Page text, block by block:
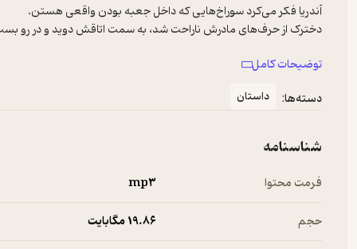
زیر پاهاش رو که نگاه کرد، یک موش عصبانی رو دید که کنار یکی از
توضیحات کامل
دسته‌ها:
داستان
شناسنامه
فرمت محتوا mp۳
حجم 19.۸۶ مگابایت